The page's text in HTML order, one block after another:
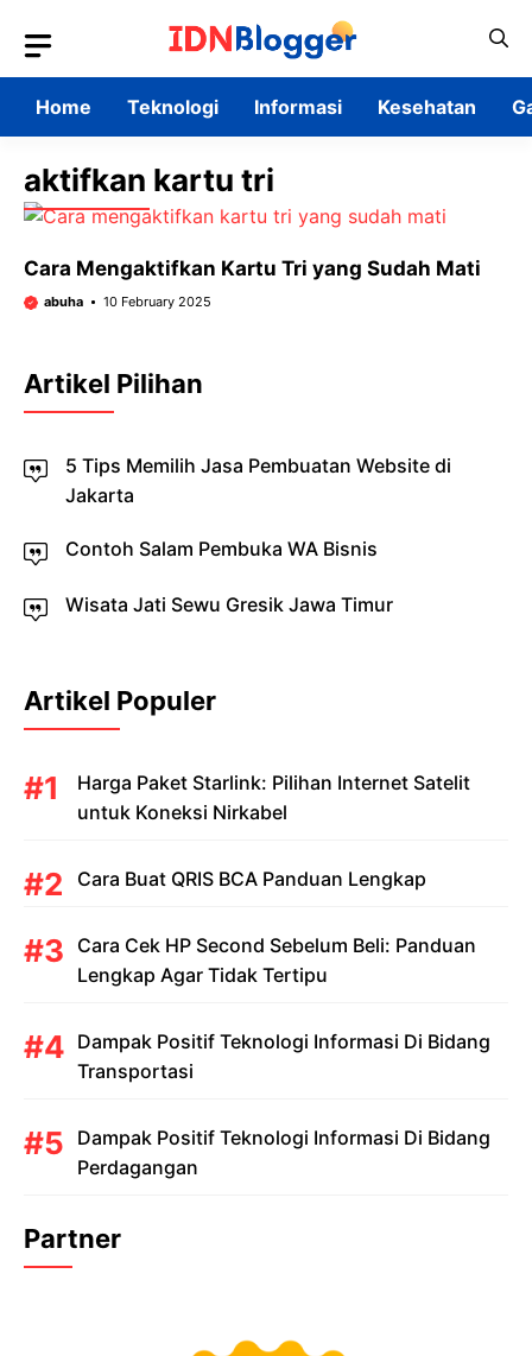
content
Home
Teknologi Informasi Kesehatan
aktifkan kartu tri
Cara Mengaktifkan Kartu Tri yang Sudah Mati
abuha 10 February 2025
Artikel Pilihan
5 Tips Memilih Jasa Pembuatan Website di
Jakarta
Contoh Salam Pembuka WA Bisnis
Wisata Jati Sewu Gresik Jawa Timur
Artikel Populer
Harga Paket Starlink: Pilihan Internet Satelit
untuk Koneksi Nirkabel
Cara Buat QRIS BCA Panduan Lengkap
Cara Cek HP Second Sebelum Beli: Panduan
Lengkap Agar Tidak Tertipu
Dampak Positif Teknologi Informasi Di Bidang
Transportasi
Dampak Positif Teknologi Informasi Di Bidang
Perdagangan
Partner